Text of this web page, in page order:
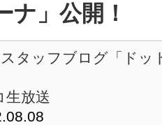
ナ」公開！
スタッフブログ「ド
生放送